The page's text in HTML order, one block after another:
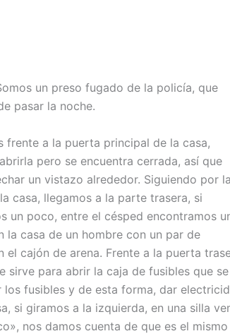
un preso fugado de la policía, que
pasar la noche.
frente a la puerta principal de la casa,
pero se encuentra cerrada, así que
un vistazo alrededor. Siguiendo por la
casa, llegamos a la parte trasera, si
un poco, entre el césped encontramos
la casa de un hombre con un par de
cajón de arena. Frente a la puerta
sirve para abrir la caja de fusibles que se
fusibles y de esta forma, dar
si giramos a la izquierda, en una silla
nos damos cuenta de que es el mismo